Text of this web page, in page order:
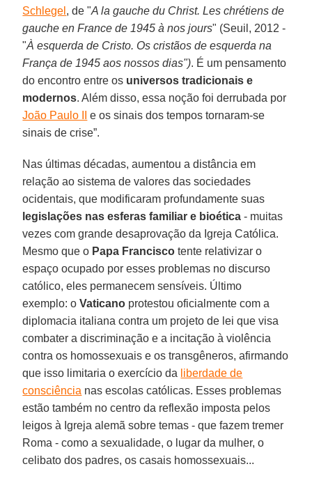
Schlegel , de "A la gauche du Christ. Les chrétiens de
gauche en France de 1945 à nos jours" (Seuil, 2012 -
"À esquerda de Cristo. Os cristãos de esquerda na
França de 1945 aos nossos dias"). É um pensamento
do encontro entre os universos tradicionais e
modernos. Além disso, essa noção foi derrubada por
João Paulo II
e os sinais dos tempos tornaram-se
sinais de crise”.
Nas últimas décadas, aumentou a distância em
relação ao sistema de valores das sociedades
ocidentais, que modificaram profundamente suas
legislações nas esferas familiar e bioética - muitas
vezes com grande desaprovação da Igreja Católica.
Mesmo que o Papa Francisco tente relativizar o
espaço ocupado por esses problemas no discurso
católico, eles permanecem sensíveis. Último
exemplo: oVaticano protestou oficialmente com a
diplomacia italiana contra um projeto de lei que visa
combater a discriminação e a incitação à violência
contra os homossexuais e os transgêneros, afirmando
que isso limitaria o exercício da liberdade de
consciência nas escolas católicas. Esses problemas
estão também no centro da reflexão imposta pelos
leigos à Igreja alemã sobre temas - que fazem tremer
Roma - como a sexualidade, o lugar da mulher, o
celibato dos padres, os casais homossexuais...